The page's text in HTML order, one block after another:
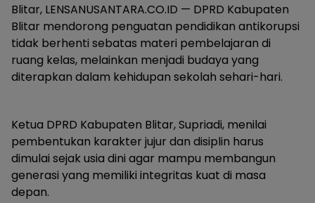
Blitar, LENSANUSANTARA.CO.ID — DPRD Kabupaten
Blitar mendorong penguatan pendidikan antikorupsi
tidak berhenti sebatas materi pembelajaran di
ruang kelas, melainkan menjadi budaya yang
diterapkan dalam kehidupan sekolah sehari-hari.
Ketua DPRD Kabupaten Blitar, Supriadi, menilai
pembentukan karakter jujur dan disiplin harus
dimulai sejak usia dini agar mampu membangun
generasi yang memiliki integritas kuat di masa
depan.